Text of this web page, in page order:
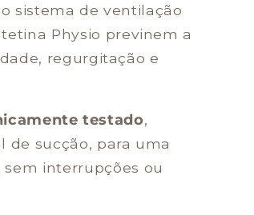
o sistema de ventilação
Physio previnem a
regurgitação e
testado,
de sucção, para uma
interrupções ou